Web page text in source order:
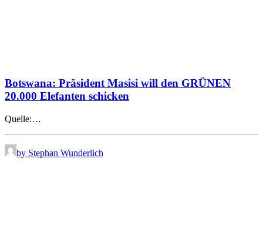
Botswana: Präsident Masisi will den GRÜNEN
20.000 Elefanten schicken
Quelle:…
by Stephan Wunderlich